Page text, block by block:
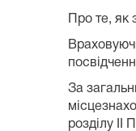
Про те, як
За
розділу